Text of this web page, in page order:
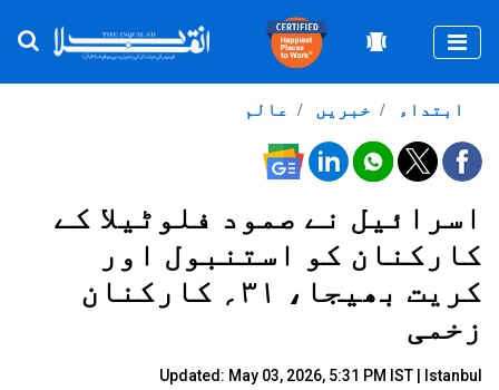
عالم خبریں ابتداء
اسرائیل نے صمود فلوٹیلا کے
کارکنان کو استنبول اور
کریت بھیجا، ۳۱؍ کارکنان
زخمی
Updated: May 03, 2026, 5:31 PM IST | Istanbul